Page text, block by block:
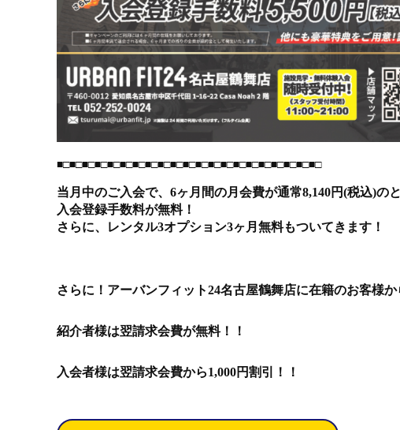
■□■□■□■□■□■□■□■□■□■□■□■□■□■□■□■□■□■□■□■□■□
当月中のご入会で、6ヶ月間の月会費が通常8,140円(税込)の
入会登録手数料が無料！
さらに、レンタル3オプション3ヶ月無料もついてきます！
さらに！アーバンフィット24名古屋鶴舞店に在籍のお客様
紹介者様は翌請求会費が無料！！
入会者様は翌請求会費から1,000円割引！！